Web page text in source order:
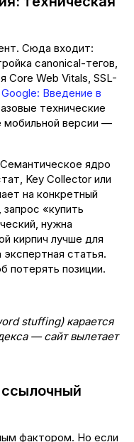
Сюда входит:
canonical-тегов,
Core Web Vitals, SSL-
Google: Введение в
технические
версии —
ядро
Key Collector или
на конкретный
«купить
нужна
кирпич лучше для
статья.
потерять позиции.
stuffing) карается
— сайт вылетает
фактором. Но если